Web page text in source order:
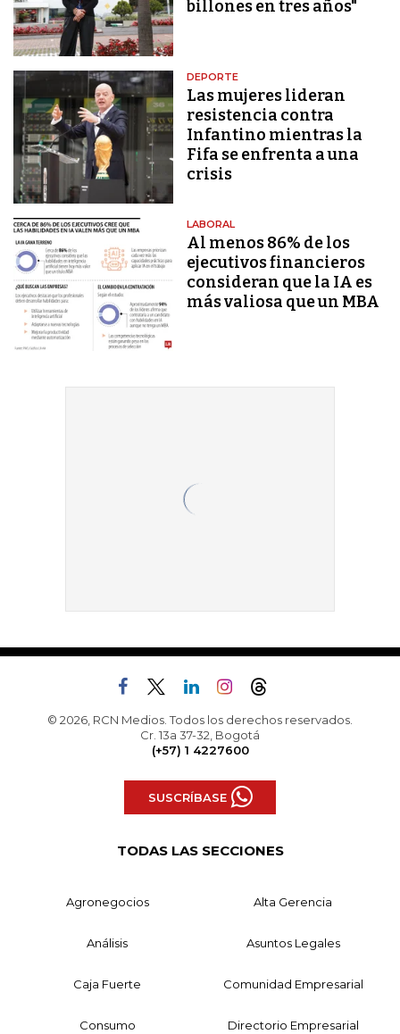
billones en tres años"
DEPORTE
Las mujeres lideran
resistencia contra
Infantino mientras la
Fifa se enfrenta a una
crisis
LABORAL
Al menos 86% de los
ejecutivos financieros
consideran que la IA es
más valiosa que un MBA
© 2026, RCN Medios. Todos los derechos reservados.
Cr. 13a 37-32, Bogotá
(+57) 1 4227600
SUSCRÍBASE
TODAS LAS SECCIONES
Agronegocios Alta Gerencia
Análisis Asuntos Legales
Caja Fuerte Comunidad Empresarial
Consumo Directorio Empresarial